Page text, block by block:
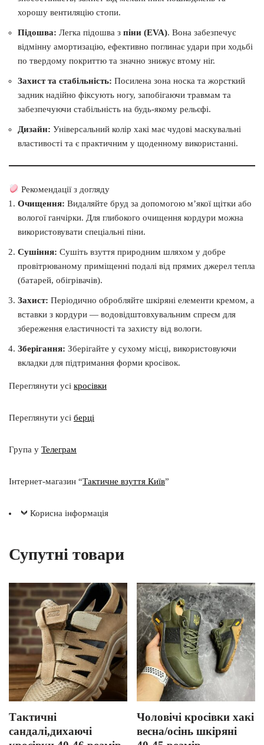
хорошу вентиляцію стопи.
Підошва: Легка підошва з піни (EVA). Вона забезпечує
відмінну амортизацію, ефективно поглинає удари при ходьбі
по твердому покриттю та значно знижує втому ніг.
Захист та стабільність: Посилена зона носка та жорсткий
задник надійно фіксують ногу, запобігаючи травмам та
забезпечуючи стабільність на будь-якому рельєфі.
Дизайн: Універсальний колір хакі має чудові маскувальні
властивості та є практичним у щоденному використанні.
Рекомендації з догляду
Очищення: Видаляйте бруд за допомогою м’якої щітки або
вологої ганчірки. Для глибокого очищення кордури можна
використовувати спеціальні піни.
Сушіння: Сушіть взуття природним шляхом у добре
провітрюваному приміщенні подалі від прямих джерел тепла
(батарей, обігрівачів).
Захист: Періодично обробляйте шкіряні елементи кремом, а
вставки з кордури — водовідштовхувальним спреєм для
збереження еластичності та захисту від вологи.
Зберігання: Зберігайте у сухому місці, використовуючи
вкладки для підтримання форми кросівок.
Переглянути усі кросівки
Переглянути усі берці
Група у Телеграм
Інтернет-магазин “Тактичне взуття Київ”
Корисна інформація
Супутні товари
Тактичні
сандалі,дихаючі
Чоловічі кросівки хакі
весна/осінь шкіряні